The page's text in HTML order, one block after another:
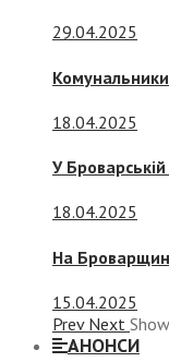
29.04.2025
18.04.2025
У
18.04.2025
На
15.04.2025
Prev Next
АНОНСИ